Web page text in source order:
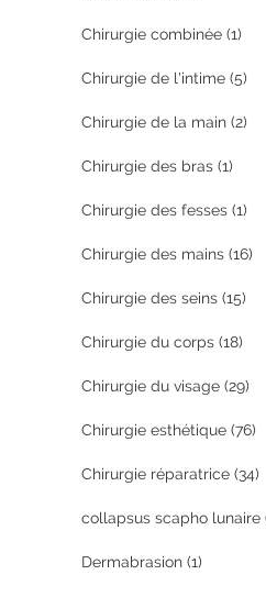
Chirurgie combinée (1)
Chirurgie de l'intime (5)
Chirurgie de la main (2)
Chirurgie des bras (1)
Chirurgie des fesses (1)
Chirurgie des mains (16)
Chirurgie des seins (15)
Chirurgie du corps (18)
Chirurgie du visage (29)
Chirurgie esthétique (76)
Chirurgie réparatrice (34)
collapsus scapho lunaire
Dermabrasion (1)